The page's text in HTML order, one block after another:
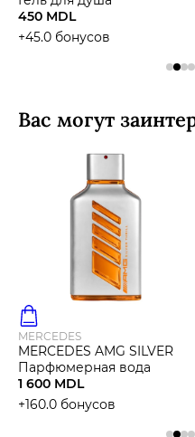
450 MDL
+45.0 бонусов
Вас могут
MERCEDES
MERCEDES AMG SILVER
Парфюмерная вода
1 600 MDL
+160.0 бонусов